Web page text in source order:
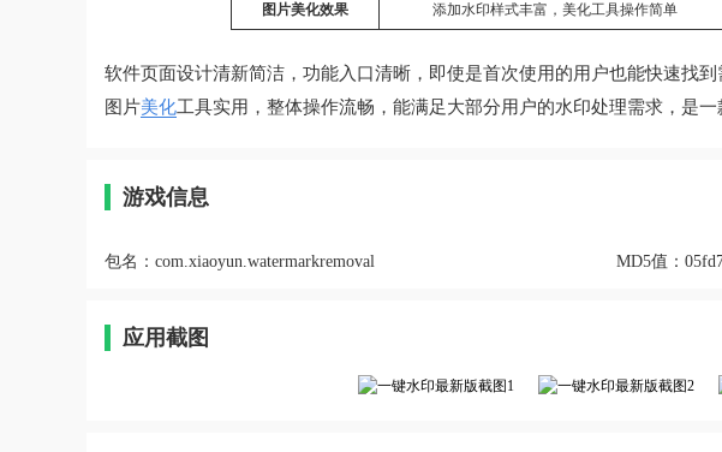
图片美化效果 添加水印样式丰富，美化工具操作简单
软件页面设计清新简洁，功能入口清晰，即使是首次使用的用户也能快速找
图片美化工具实用，整体操作流畅，能满足大部分用户的水印处理需求，是
游戏信息
包名： com.xiaoyun.watermarkremoval MD5值：
应用截图